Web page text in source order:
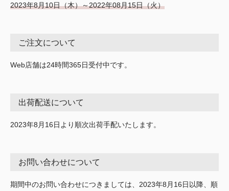
2023年8月10日（木）～2022年08月15日（火）
ご注文について
Web店舗は24時間365日受付中です。
出荷配送について
2023年8月16日より順次出荷手配いたします。
お問い合わせについて
期間中のお問い合わせにつきましては、2023年8月16日以降、順